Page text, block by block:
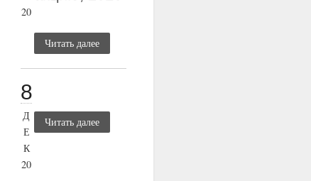
20
Читать далее
8
Д
Е
К
20
Читать далее